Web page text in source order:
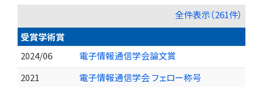
全件表示（261件）
受賞学術賞
2024/06
電子情報通信学会論文賞
2021
電子情報通信学会 フェロー称号